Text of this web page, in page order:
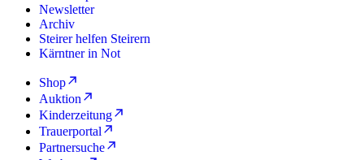
Newsletter
Archiv
Steirer helfen Steirern
Kärntner in Not
Shop
Auktion
Kinderzeitung
Trauerportal
Partnersuche